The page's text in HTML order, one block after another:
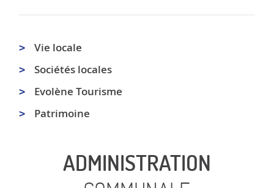
Vie locale
Sociétés locales
Evolène Tourisme
Patrimoine
ADMINISTRATION